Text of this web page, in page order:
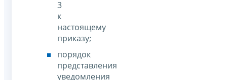
3
к
настоящему
приказу;
порядок
представления
уведомления